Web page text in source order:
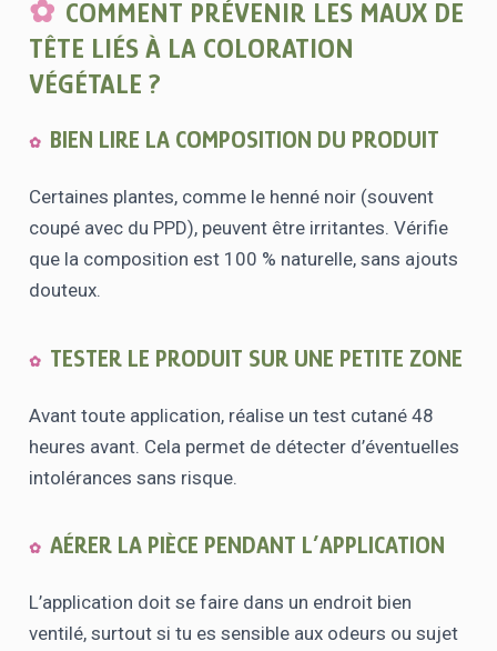
COMMENT PRÉVENIR LES MAUX DE
TÊTE LIÉS À LA COLORATION
VÉGÉTALE ?
BIEN LIRE LA COMPOSITION DU PRODUIT
Certaines plantes, comme le henné noir (souvent
coupé avec du PPD), peuvent être irritantes. Vérifie
que la composition est 100 % naturelle, sans ajouts
douteux.
TESTER LE PRODUIT SUR UNE PETITE ZONE
Avant toute application, réalise un test cutané 48
heures avant. Cela permet de détecter d’éventuelles
intolérances sans risque.
AÉRER LA PIÈCE PENDANT L’APPLICATION
L’application doit se faire dans un endroit bien
ventilé, surtout si tu es sensible aux odeurs ou sujet